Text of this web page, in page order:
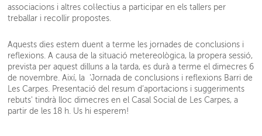
associacions i altres col·lectius a participar en els tallers per
treballar i recollir propostes.
Aquests dies estem duent a terme les jornades de conclusions i
reflexions. A causa de la situació metereològica, la propera sessió,
prevista per aquest dilluns a la tarda, es durà a terme el dimecres 6
de novembre. Així, la 'Jornada de conclusions i reflexions Barri de
Les Carpes. Presentació del resum d’aportacions i suggeriments
rebuts' tindrà lloc dimecres en el Casal Social de Les Carpes, a
partir de les 18 h. Us hi esperem!